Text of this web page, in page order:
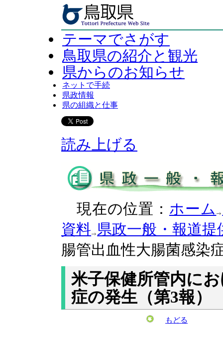
テーマでさがす
鳥取県の紹介と観光
県からのお知らせ
ネットで手続
県政情報
県の組織と仕事
読み上げる
現在の位置： ホーム
資料 県政一般・報道提
腸管出血性大腸菌感染
米子保健所管内に
症の発生（第3報）
もどる